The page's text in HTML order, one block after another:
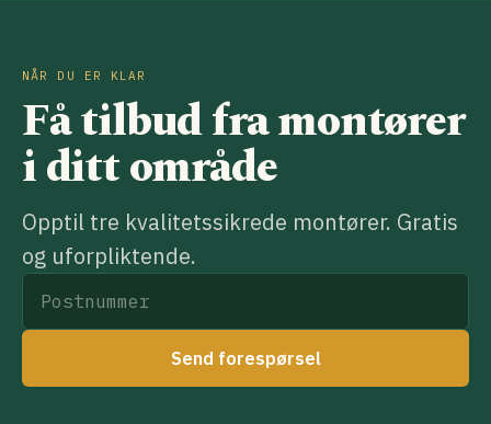
NÅR DU ER KLAR
Få tilbud fra montører
i ditt område
Opptil tre kvalitetssikrede montører. Gratis
og uforpliktende.
Send forespørsel